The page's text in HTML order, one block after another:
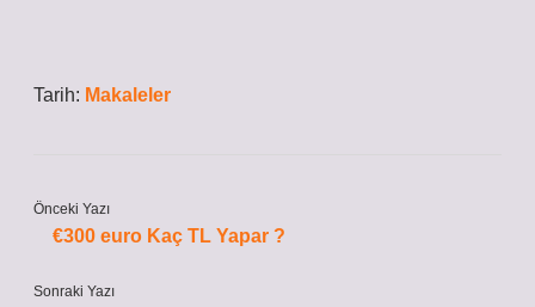
Tarih: Makaleler
Önceki Yazı
€300 euro Kaç TL Yapar ?
Sonraki Yazı